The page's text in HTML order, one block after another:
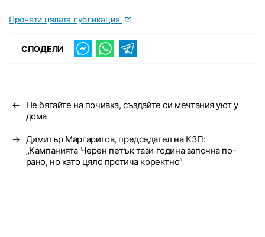
Прочети цялата публикация
СПОДЕЛИ
←
Не бягайте на почивка, създайте си мечтания уют у
дома
→ Димитър Маргаритов, председател на КЗП:
„Кампанията Черен петък тази година започна по-
рано, но като цяло протича коректно”